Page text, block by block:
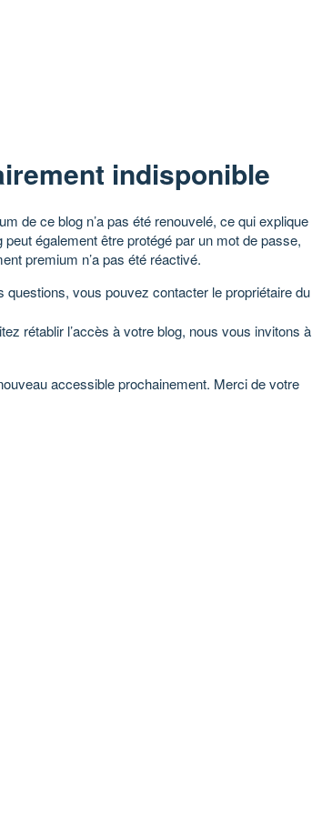
indisponible
de ce blog n’a pas été renouvelé, ce qui explique
également être protégé par un mot de passe,
premium n’a pas été réactivé.
questions, vous pouvez contacter le propriétaire du
rétablir l’accès à votre blog, nous vous invitons à
accessible prochainement. Merci de votre